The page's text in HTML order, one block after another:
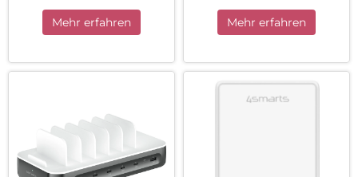
Mehr erfahren Mehr erfahren